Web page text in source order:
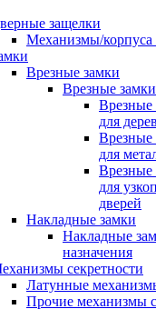
защелки
Механизмы/корпуса
Врезные замки
Врезные
Врезные
для
Врезные
для
Врезные
для
дверей
Накладные замки
Накладные
назначения
секретности
Латунные
Прочие механизмы